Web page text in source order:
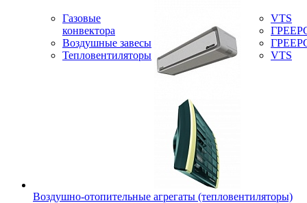
Газовые
конвектора
Воздушные завесы
Тепловентиляторы
VTS
VTS
Воздушно-отопительные агрегаты (тепловентиляторы)